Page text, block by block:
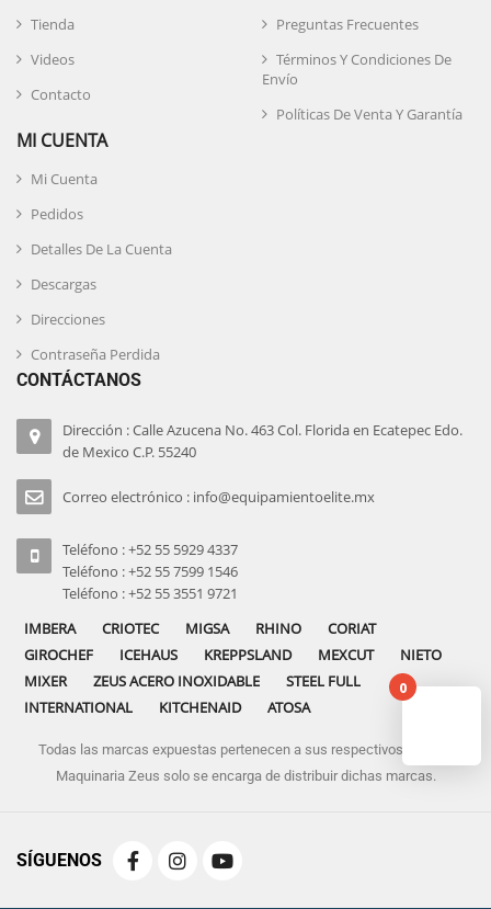
Tienda
Videos
Contacto
Preguntas Frecuentes
Términos Y Condiciones De
Envío
Políticas De Venta Y Garantía
MI CUENTA
Mi Cuenta
Pedidos
Detalles De La Cuenta
Descargas
Direcciones
Contraseña Perdida
CONTÁCTANOS
Dirección : Calle Azucena No. 463 Col. Florida en Ecatepec Edo.
de Mexico C.P. 55240
Correo electrónico : info@equipamientoelite.mx
Teléfono : +52 55 5929 4337
Teléfono : +52 55 7599 1546
Teléfono : +52 55 3551 9721
IMBERA
CRIOTEC MIGSA RHINO
CORIAT
GIROCHEF
ICEHAUS KREPPSLAND MEXCUT
NIETO
MIXER
ZEUS ACERO INOXIDABLE
STEEL FULL
INTERNATIONAL
KITCHENAID ATOSA
Todas las marcas expuestas pertenecen a sus respectivos dueños
Maquinaria Zeus solo se encarga de distribuir dichas marcas.
SÍGUENOS
0